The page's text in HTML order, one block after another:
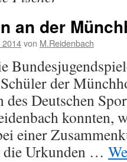
an der
2014von M.Reidenbach
der
Deutschen
konnten,
einer
die Urkunden …